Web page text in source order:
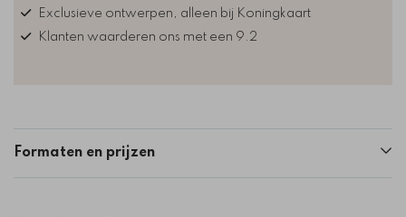
Exclusieve ontwerpen, alleen bij Koningkaart
Klanten waarderen ons met een 9.2
Formaten en prijzen